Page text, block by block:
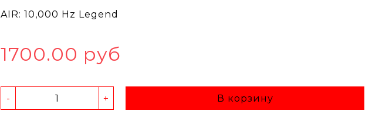
AIR: 10,000 Hz Legend
1700.00 руб
- + В корзину